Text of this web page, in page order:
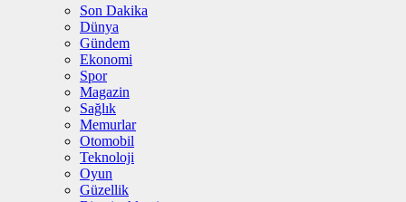
Son Dakika
Dünya
Gündem
Ekonomi
Spor
Magazin
Sağlık
Memurlar
Otomobil
Teknoloji
Oyun
Güzellik